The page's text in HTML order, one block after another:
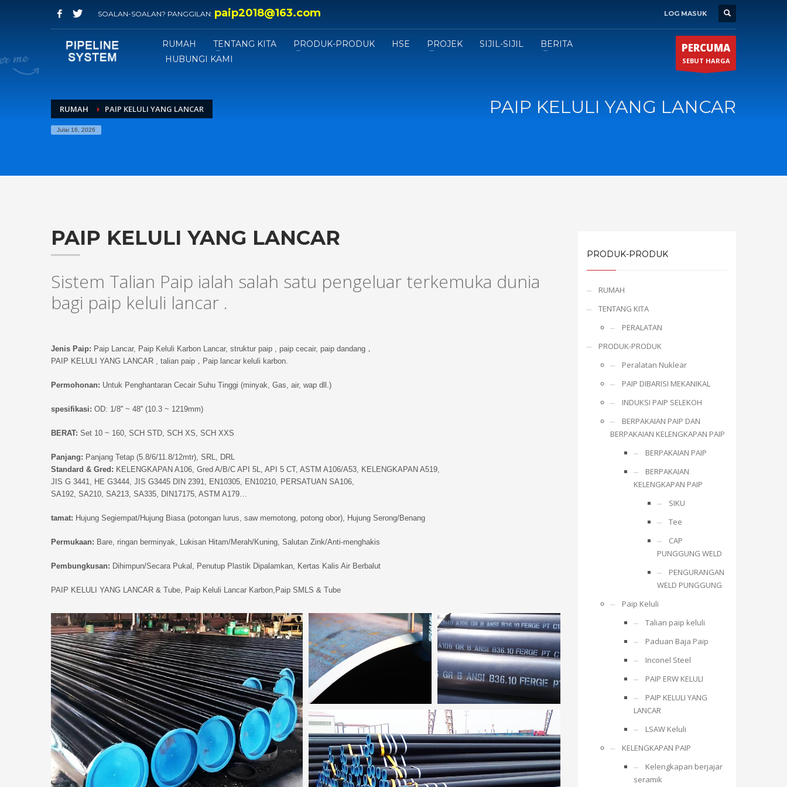
SOALAN-SOALAN? PANGGILAN: paip2018@163.com LOG MASUK
RUMAH TENTANG KITA PRODUK-PRODUK HSE PROJEK SIJIL-SIJIL
BERITA
HUBUNGI KAMI
PERCUMA
SEBUT HARGA
RUMAH PAIP KELULI YANG LANCAR
Julai 16, 2026
PAIP KELULI YANG LANCAR
PAIP KELULI YANG LANCAR
Sistem Talian Paip ialah salah satu pengeluar terkemuka dunia
bagi paip keluli lancar .
Jenis Paip: Paip Lancar, Paip Keluli Karbon Lancar, struktur paip , paip cecair, paip dandang，
PAIP KELULI YANG LANCAR , talian paip，Paip lancar keluli karbon.
Permohonan: Untuk Penghantaran Cecair Suhu Tinggi (minyak, Gas, air, wap dll.)
spesifikasi: OD: 1/8'' ~ 48'' (10.3 ~ 1219mm)
BERAT: Set 10 ~ 160, SCH STD, SCH XS, SCH XXS
Panjang: Panjang Tetap (5.8/6/11.8/12mtr), SRL, DRL
Standard & Gred: KELENGKAPAN A106, Gred A/B/C API 5L, API 5 CT, ASTM A106/A53, KELENGKAPAN A519,
JIS G 3441, HE G3444, JIS G3445 DIN 2391, EN10305, EN10210, PERSATUAN SA106,
SA192, SA210, SA213, SA335, DIN17175, ASTM A179…
tamat: Hujung Segiempat/Hujung Biasa (potongan lurus, saw memotong, potong obor), Hujung Serong/Benang
Permukaan: Bare, ringan berminyak, Lukisan Hitam/Merah/Kuning, Salutan Zink/Anti-menghakis
Pembungkusan: Dihimpun/Secara Pukal, Penutup Plastik Dipalamkan, Kertas Kalis Air Berbalut
PAIP KELULI YANG LANCAR & Tube, Paip Keluli Lancar Karbon,Paip SMLS & Tube
PRODUK-PRODUK
RUMAH
TENTANG KITA
PERALATAN
PRODUK-PRODUK
Peralatan Nuklear
PAIP DIBARISI MEKANIKAL
INDUKSI PAIP SELEKOH
BERPAKAIAN PAIP DAN
BERPAKAIAN KELENGKAPAN PAIP
BERPAKAIAN PAIP
BERPAKAIAN
KELENGKAPAN PAIP
SIKU
Tee
CAP
PUNGGUNG WELD
PENGURANGAN
WELD PUNGGUNG
Paip Keluli
Talian paip keluli
Paduan Baja Paip
Inconel Steel
PAIP ERW KELULI
PAIP KELULI YANG
LANCAR
LSAW Keluli
KELENGKAPAN PAIP
Kelengkapan berjajar
seramik